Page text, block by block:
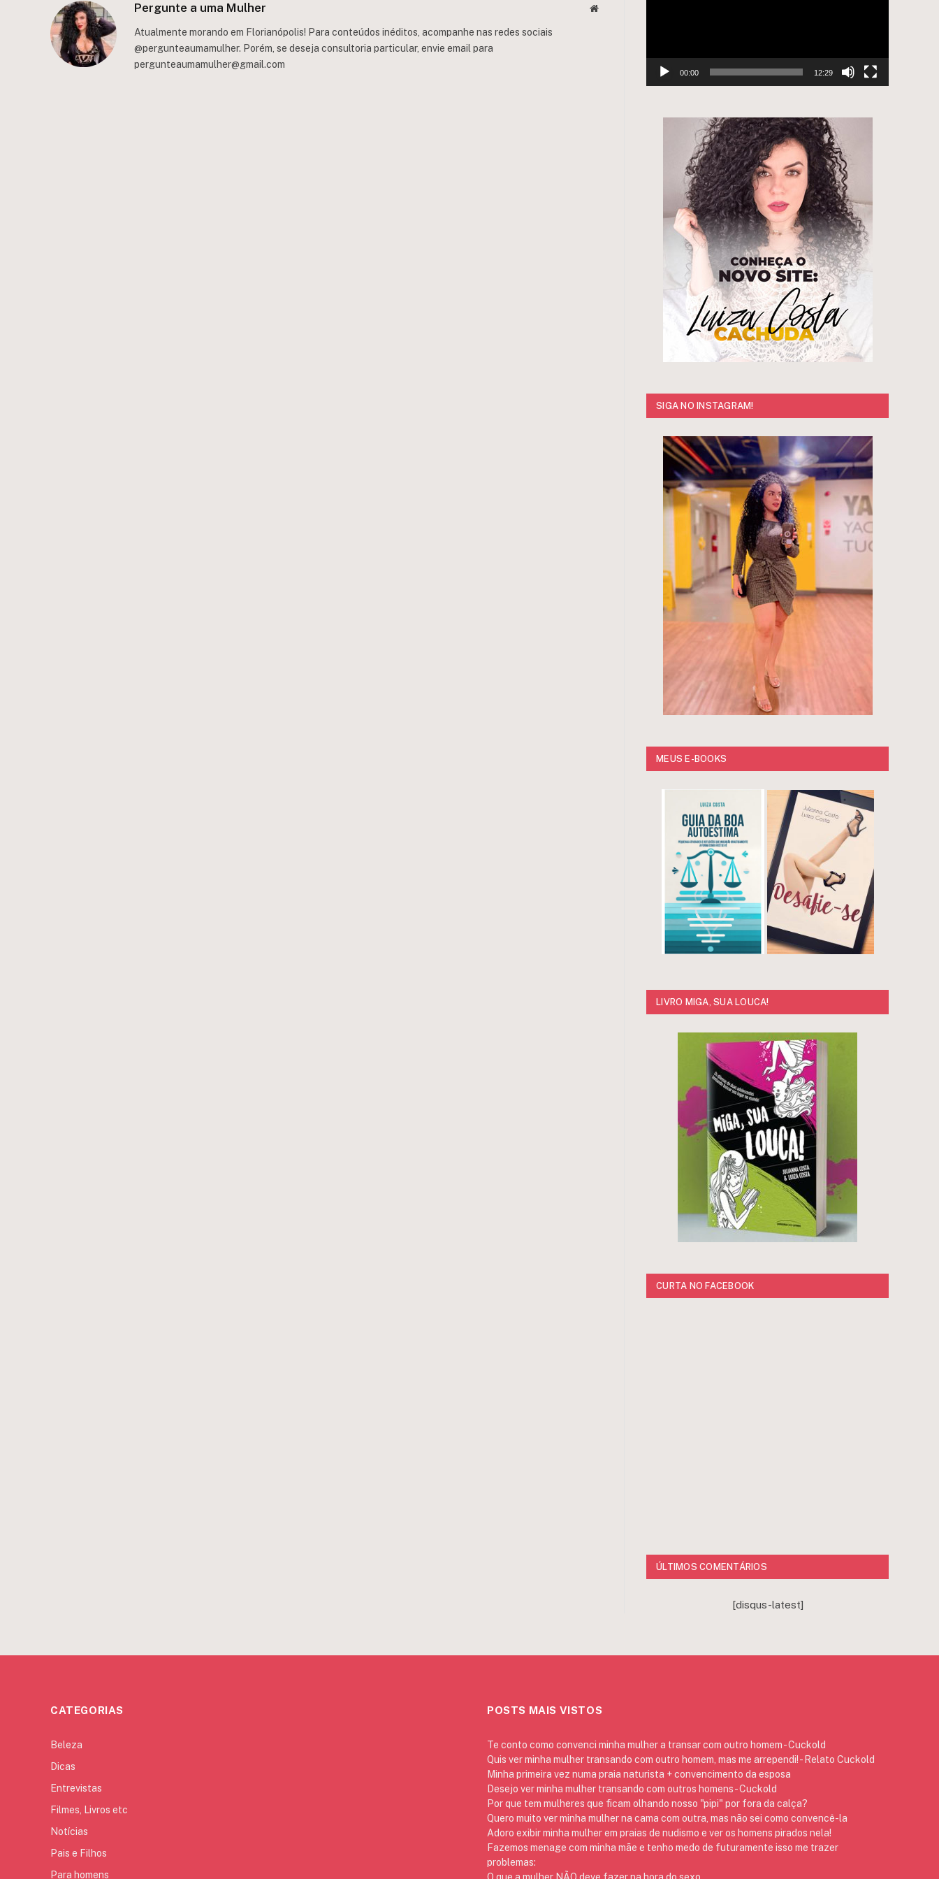
Pergunte a uma Mulher Website
Atualmente morando em Florianópolis! Para conteúdos inéditos, acompanhe nas redes sociais
@pergunteaumamulher. Porém, se deseja consultoria particular, envie email para
pergunteaumamulher@gmail.com
00:00 12:29
SIGA NO INSTAGRAM!
MEUS E-BOOKS
LIVRO MIGA, SUA LOUCA!
CURTA NO FACEBOOK
ÚLTIMOS COMENTÁRIOS
[disqus-latest]
CATEGORIAS
Beleza
Dicas
Entrevistas
Filmes, Livros etc
Notícias
Pais e Filhos
Para homens
POSTS MAIS VISTOS
Te conto como convenci minha mulher a transar com outro homem - Cuckold
Quis ver minha mulher transando com outro homem, mas me arrependi! - Relato Cuckold
Minha primeira vez numa praia naturista + convencimento da esposa
Desejo ver minha mulher transando com outros homens - Cuckold
Por que tem mulheres que ficam olhando nosso "pipi" por fora da calça?
Quero muito ver minha mulher na cama com outra, mas não sei como convencê-la
Adoro exibir minha mulher em praias de nudismo e ver os homens pirados nela!
Fazemos menage com minha mãe e tenho medo de futuramente isso me trazer
problemas:
O que a mulher NÃO deve fazer na hora do sexo